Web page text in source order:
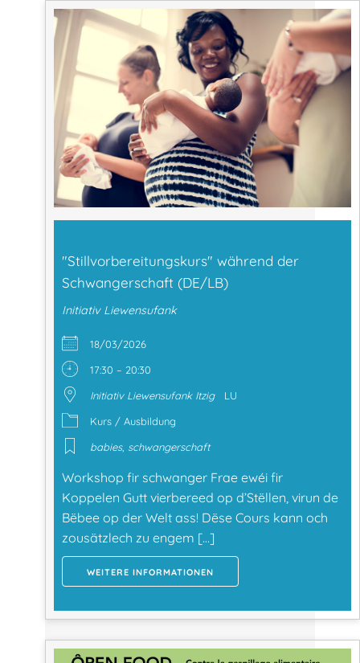
"Stillvorbereitungskurs" während der
Schwangerschaft (DE/LB)
Initiativ Liewensufank
18/03/2026
17:30 – 20:30
Initiativ Liewensufank Itzig
LU
Kurs / Ausbildung
babies, schwangerschaft
Workshop fir schwanger Frae ewéi fir
Koppelen Gutt vierbereed op d’Stëllen, virun de
Bëbee op der Welt ass! Dëse Cours kann och
zousätzlech zu engem […]
WEITERE INFORMATIONEN